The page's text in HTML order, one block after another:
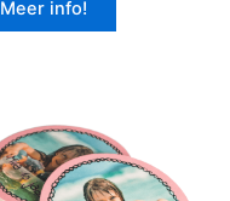
Meer info!